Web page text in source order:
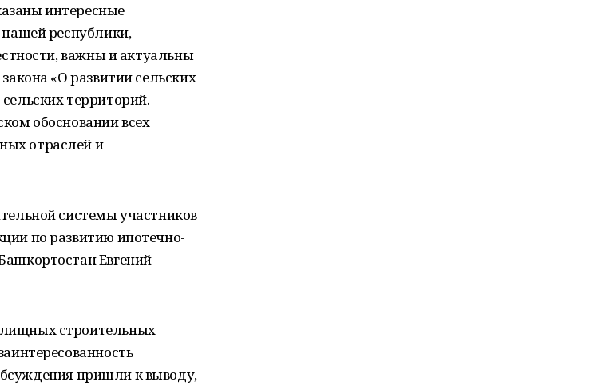
интересные
республики,
важны и актуальны
«О развитии сельских
территорий.
обосновании всех
отраслей и
системы участников
по развитию ипотечно-
Евгений
строительных
пришли к выводу,